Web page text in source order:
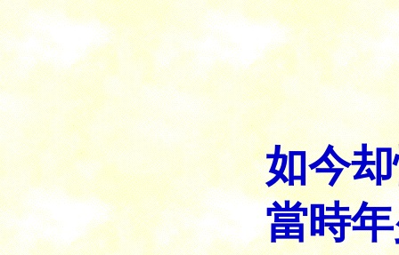
如今
當時